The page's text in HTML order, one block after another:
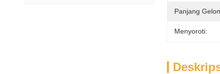
Panjang
Menyoroti: